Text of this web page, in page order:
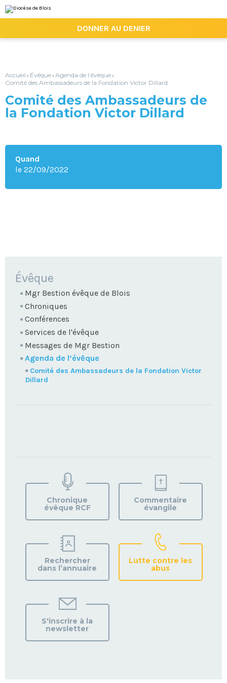
au
contenu.
la
personnels
DONNER AU DENIER
Accueil › Évêque› Agenda de l’évêque›
Comité des Ambassadeurs de la Fondation Victor Dillard
Comité des Ambassadeurs de
la Fondation Victor Dillard
Quand
le 22/09/2022
NAVIGATION
Évêque
Mgr Bestion évêque de Blois
Chroniques
Conférences
Services de l'évêque
Messages de Mgr Bestion
Agenda de l’évêque
Comité des Ambassadeurs de la Fondation Victor
Dillard
VOTRE
PAROISSE
Chronique
évêque RCF
Commentaire
évangile
Rechercher
dans l’annuaire
Lutte contre les
abus
S'inscrire à la
newsletter